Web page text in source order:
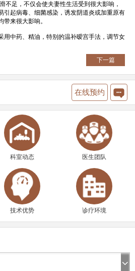
不足，不仅会使夫妻性生活受到很大影响，
引起病毒、细菌感染，诱发阴道炎或加重原有
来很大影响。
中药、精油，特别的温补暧宫手法，调节女
下一篇
在线预约
科室动态 医生团队
技术优势 诊疗环境